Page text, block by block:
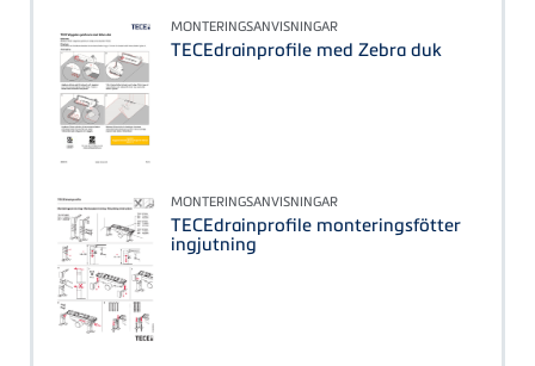
MONTERINGSANVISNINGAR
TECEdrainprofile med Zebra duk
MONTERINGSANVISNINGAR
TECEdrainprofile monteringsfötter
ingjutning